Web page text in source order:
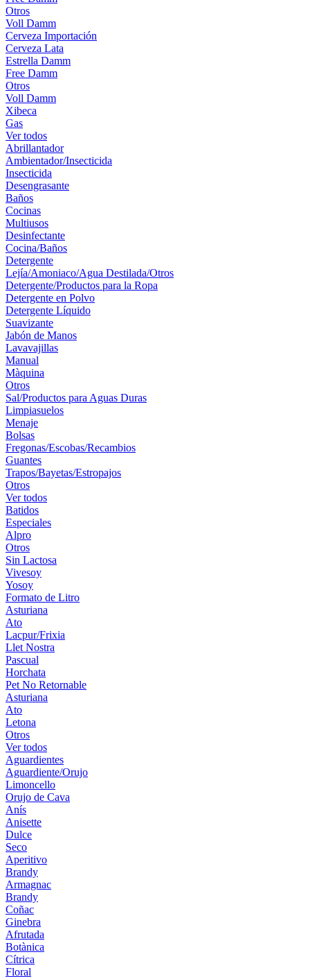
Otros
Voll Damm
Cerveza Importación
Cerveza Lata
Estrella Damm
Free Damm
Otros
Voll Damm
Xibeca
Gas
Ver todos
Abrillantador
Ambientador/Insecticida
Insecticida
Desengrasante
Baños
Cocinas
Multiusos
Desinfectante
Cocina/Baños
Detergente
Lejía/Amoniaco/Agua Destilada/Otros
Detergente/Productos para la Ropa
Detergente en Polvo
Detergente Líquido
Suavizante
Jabón de Manos
Lavavajillas
Manual
Màquina
Otros
Sal/Productos para Aguas Duras
Limpiasuelos
Menaje
Bolsas
Fregonas/Escobas/Recambios
Guantes
Trapos/Bayetas/Estropajos
Otros
Ver todos
Batidos
Especiales
Alpro
Otros
Sin Lactosa
Vivesoy
Yosoy
Formato de Litro
Asturiana
Ato
Lacpur/Frixia
Llet Nostra
Pascual
Horchata
Pet No Retornable
Asturiana
Ato
Letona
Otros
Ver todos
Aguardientes
Aguardiente/Orujo
Limoncello
Orujo de Cava
Anís
Anisette
Dulce
Seco
Aperitivo
Brandy
Armagnac
Brandy
Coñac
Ginebra
Afrutada
Botànica
Cítrica
Floral